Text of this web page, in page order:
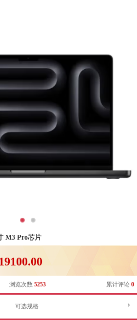
M3 Pro芯片
浏览次数 5253 累计评论 0
可选规格